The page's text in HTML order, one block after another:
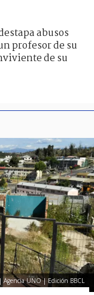
abusos
profesor de su
de su
Agencia UNO | Edición BBCL